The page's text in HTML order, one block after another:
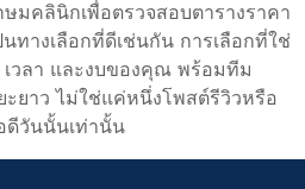
มคลินิกเพื่อตรวจสอบตารางราคา
ทางเลือกที่ดีเช่นกัน การเลือกที่ใช่
วลา และงบของคุณ พร้อมทีม
ยาว ไม่ใช่แค่หนึ่งโพสต์รีวิวหรือ
ดีวันนั้นเท่านั้น